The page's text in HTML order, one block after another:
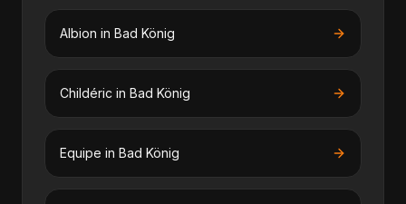
Albion in Bad König
Childéric in Bad König
Equipe in Bad König